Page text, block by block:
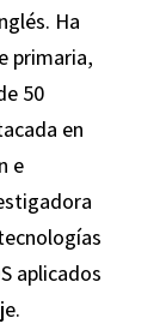
Ha
primaria,
50
en
e
aplicados